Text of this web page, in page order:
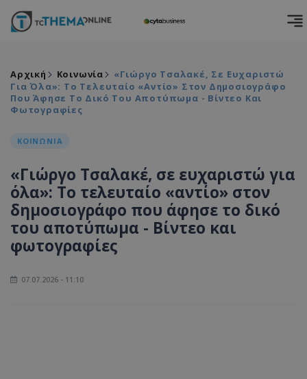
Αρχική Κοινωνία
«Γιώργο Τσαλακέ, Σε Ευχαριστώ
Για Όλα»: Το Τελευταίο «αντίο» Στον Δημοσιογράφο
Που Άφησε Το Δικό Του Αποτύπωμα - Βίντεο Και
Φωτογραφίες
ΚΟΙΝΩΝΙΑ
«Γιώργο Τσαλακέ, σε ευχαριστώ για
όλα»: Το τελευταίο «αντίο» στον
δημοσιογράφο που άφησε το δικό
του αποτύπωμα - Βίντεο και
φωτογραφίες
07.07.2026 - 11:10